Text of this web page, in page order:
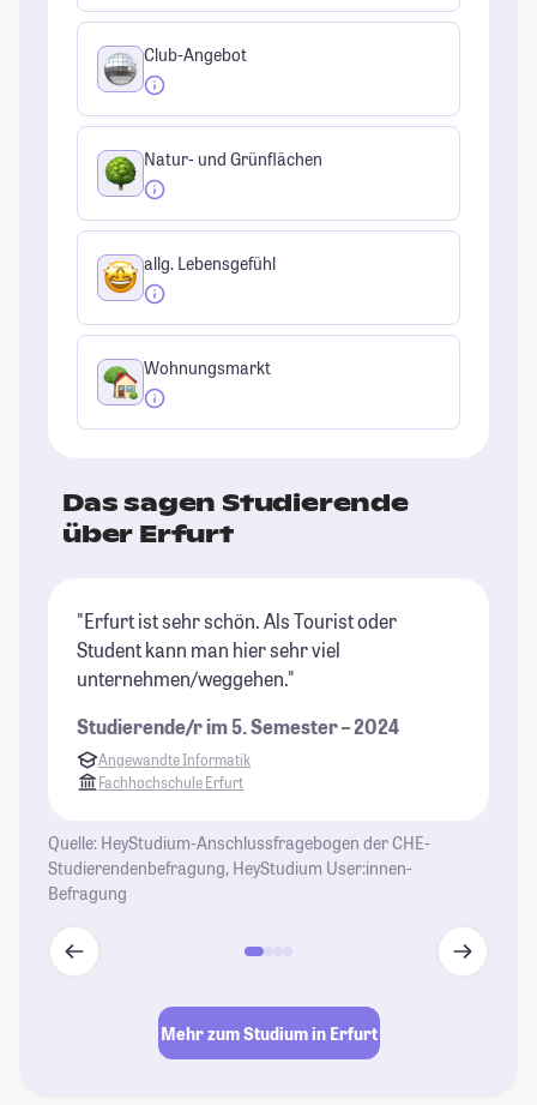
Club-Angebot
Natur- und Grünflächen
allg. Lebensgefühl
Wohnungsmarkt
Das sagen Studierende
über Erfurt
"Erfurt ist sehr schön. Als Tourist oder
Student kann man hier sehr viel
unternehmen/weggehen."
Studierende/r im 5. Semester – 2024
Angewandte Informatik
Fachhochschule Erfurt
Quelle: HeyStudium-Anschlussfragebogen der CHE-
Studierendenbefragung, HeyStudium User:innen-
Befragung
Mehr zum Studium in Erfurt